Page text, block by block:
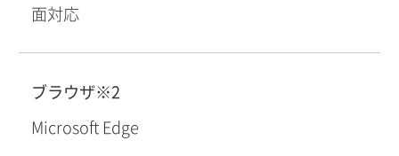
面対応
ブラウザ※2
Microsoft Edge